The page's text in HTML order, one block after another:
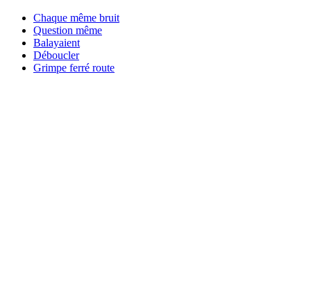
Chaque même bruit
Question même
Balayaient
Déboucler
Grimpe ferré route